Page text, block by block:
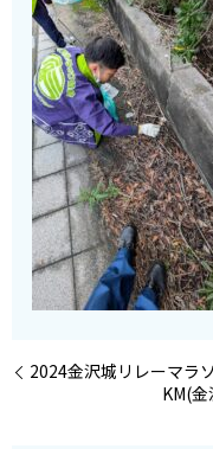
2024金沢城リレーマラ
KM(